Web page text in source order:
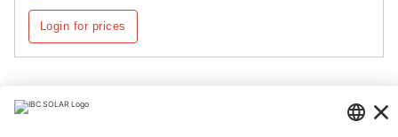
Login for prices